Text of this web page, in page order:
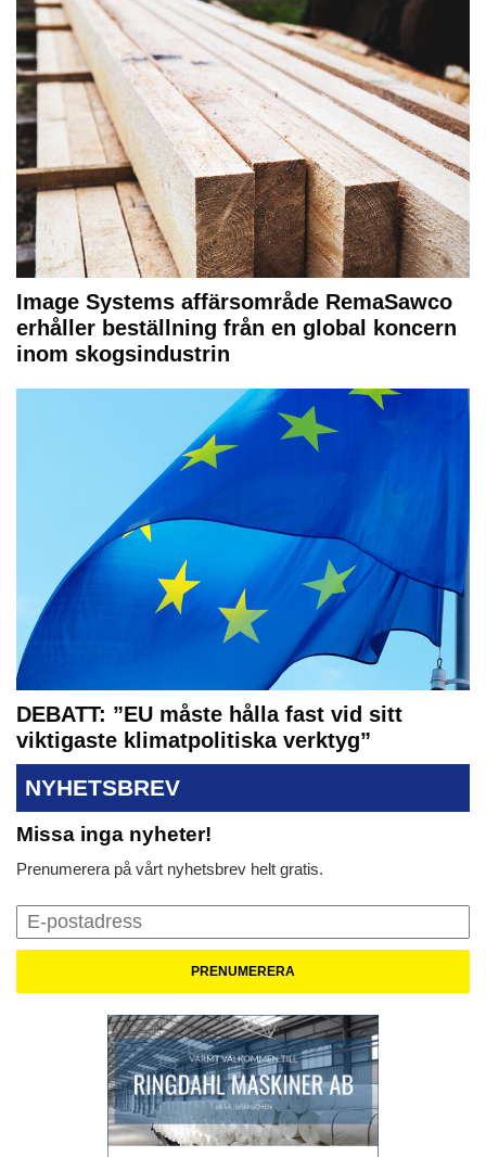
Image Systems affärsområde RemaSawco
erhåller beställning från en global koncern
inom skogsindustrin
DEBATT: ”EU måste hålla fast vid sitt
viktigaste klimatpolitiska verktyg”
NYHETSBREV
Missa inga nyheter!
Prenumerera på vårt nyhetsbrev helt gratis.